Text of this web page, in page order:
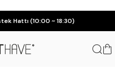
Hattı (10:00 ~ 18:30)